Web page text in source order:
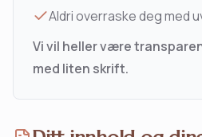
Aldri overraske deg med
Vi vil heller være
med liten skrift.